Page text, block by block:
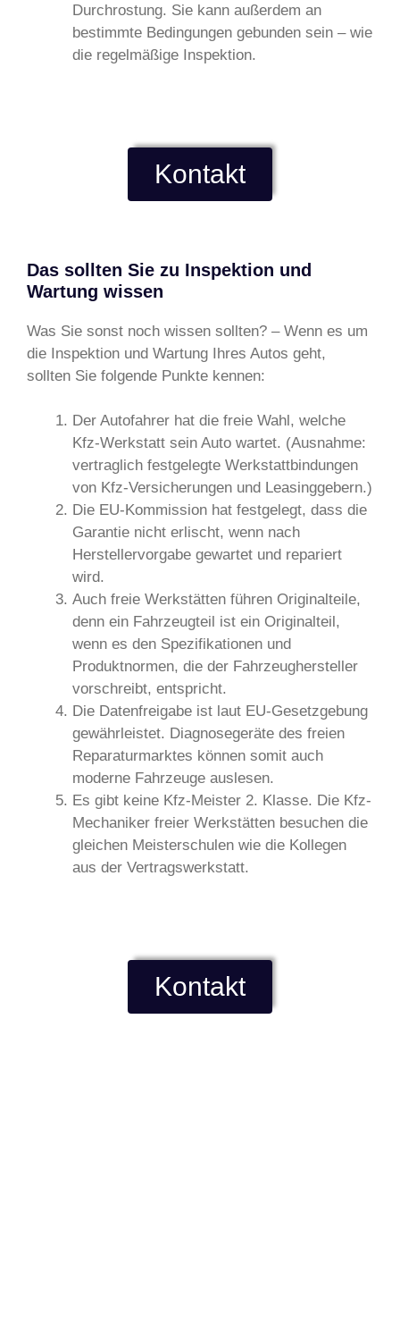
Durchrostung. Sie kann außerdem an
bestimmte Bedingungen gebunden sein – wie
die regelmäßige Inspektion.
Kontakt
Das sollten Sie zu Inspektion und
Wartung wissen
Was Sie sonst noch wissen sollten? – Wenn es um
die Inspektion und Wartung Ihres Autos geht,
sollten Sie folgende Punkte kennen:
Der Autofahrer hat die freie Wahl, welche
Kfz-Werkstatt sein Auto wartet. (Ausnahme:
vertraglich festgelegte Werkstattbindungen
von Kfz-Versicherungen und Leasinggebern.)
Die EU-Kommission hat festgelegt, dass die
Garantie nicht erlischt, wenn nach
Herstellervorgabe gewartet und repariert
wird.
Auch freie Werkstätten führen Originalteile,
denn ein Fahrzeugteil ist ein Originalteil,
wenn es den Spezifikationen und
Produktnormen, die der Fahrzeughersteller
vorschreibt, entspricht.
Die Datenfreigabe ist laut EU-Gesetzgebung
gewährleistet. Diagnosegeräte des freien
Reparaturmarktes können somit auch
moderne Fahrzeuge auslesen.
Es gibt keine Kfz-Meister 2. Klasse. Die Kfz-
Mechaniker freier Werkstätten besuchen die
gleichen Meisterschulen wie die Kollegen
aus der Vertragswerkstatt.
Kontakt